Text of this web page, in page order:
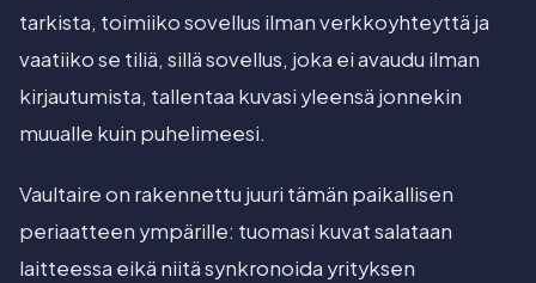
tarkista, toimiiko sovellus ilman verkkoyhteyttä ja
vaatiiko se tiliä, sillä sovellus, joka ei avaudu ilman
kirjautumista, tallentaa kuvasi yleensä jonnekin
muualle kuin puhelimeesi.
Vaultaire on rakennettu juuri tämän paikallisen
periaatteen ympärille: tuomasi kuvat salataan
laitteessa eikä niitä synkronoida yrityksen